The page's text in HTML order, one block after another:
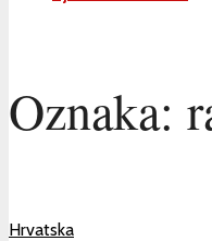
Oznaka:
Hrvatska